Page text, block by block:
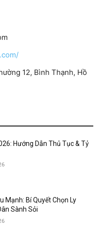
12, Bình Thạnh, Hồ
Hướng Dẫn Thủ Tục & Tỷ
Mạnh: Bí Quyết Chọn Ly
Sành Sỏi